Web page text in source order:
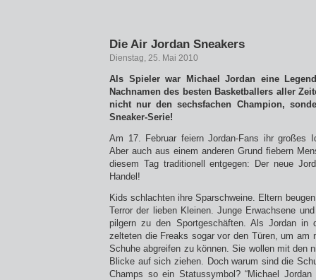
Die Air Jordan Sneakers
Dienstag, 25. Mai 2010
Als Spieler war Michael Jordan eine
Nachnamen des besten Basketballers aller
nicht nur den sechsfachen Champion,
Sneaker-Serie!
Am 17. Februar feiern Jordan-Fans ihr großes
Aber auch aus einem anderen Grund fiebern
diesem Tag traditionell entgegen: Der neue
Handel!
Kids schlachten ihre Sparschweine. Eltern
Terror der lieben Kleinen. Junge Erwachsene
pilgern zu den Sportgeschäften. Als Jordan in
zelteten die Freaks sogar vor den Türen, um am
Schuhe abgreifen zu können. Sie wollen mit den
Blicke auf sich ziehen. Doch warum sind die
Champs so ein Statussymbol? “Michael